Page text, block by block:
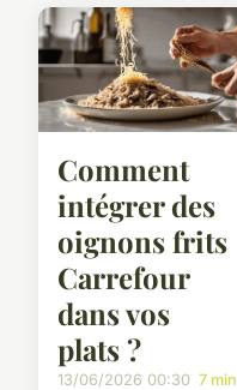
Comment
intégrer des
oignons frits
Carrefour
dans vos
plats ?
13/06/2026 00:30 7 min